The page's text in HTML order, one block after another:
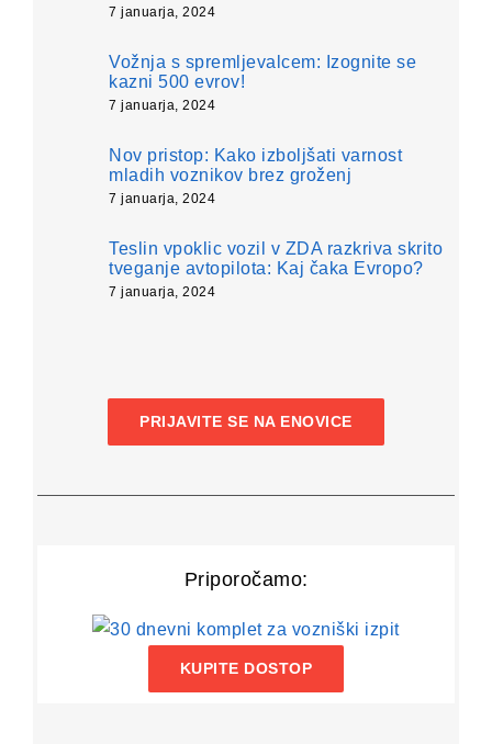
7 januarja, 2024
Vožnja s spremljevalcem: Izognite se
kazni 500 evrov!
7 januarja, 2024
Nov pristop: Kako izboljšati varnost
mladih voznikov brez groženj
7 januarja, 2024
Teslin vpoklic vozil v ZDA razkriva skrito
tveganje avtopilota: Kaj čaka Evropo?
7 januarja, 2024
PRIJAVITE SE NA ENOVICE
Priporočamo:
KUPITE DOSTOP